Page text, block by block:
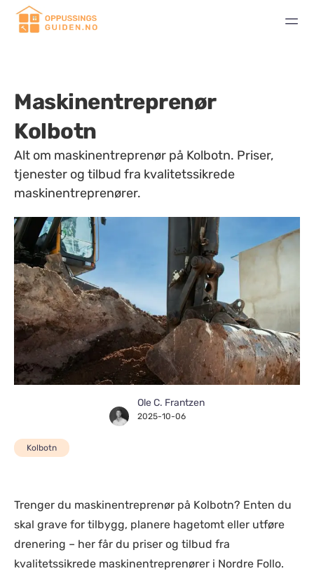
Maskinentreprenør
Kolbotn
Alt om maskinentreprenør på Kolbotn. Priser,
tjenester og tilbud fra kvalitetssikrede
maskinentreprenører.
Ole C. Frantzen
2025-10-06
Kolbotn
Trenger du maskinentreprenør på Kolbotn? Enten du
skal grave for tilbygg, planere hagetomt eller utføre
drenering – her får du priser og tilbud fra
kvalitetssikrede maskinentreprenører i Nordre Follo.